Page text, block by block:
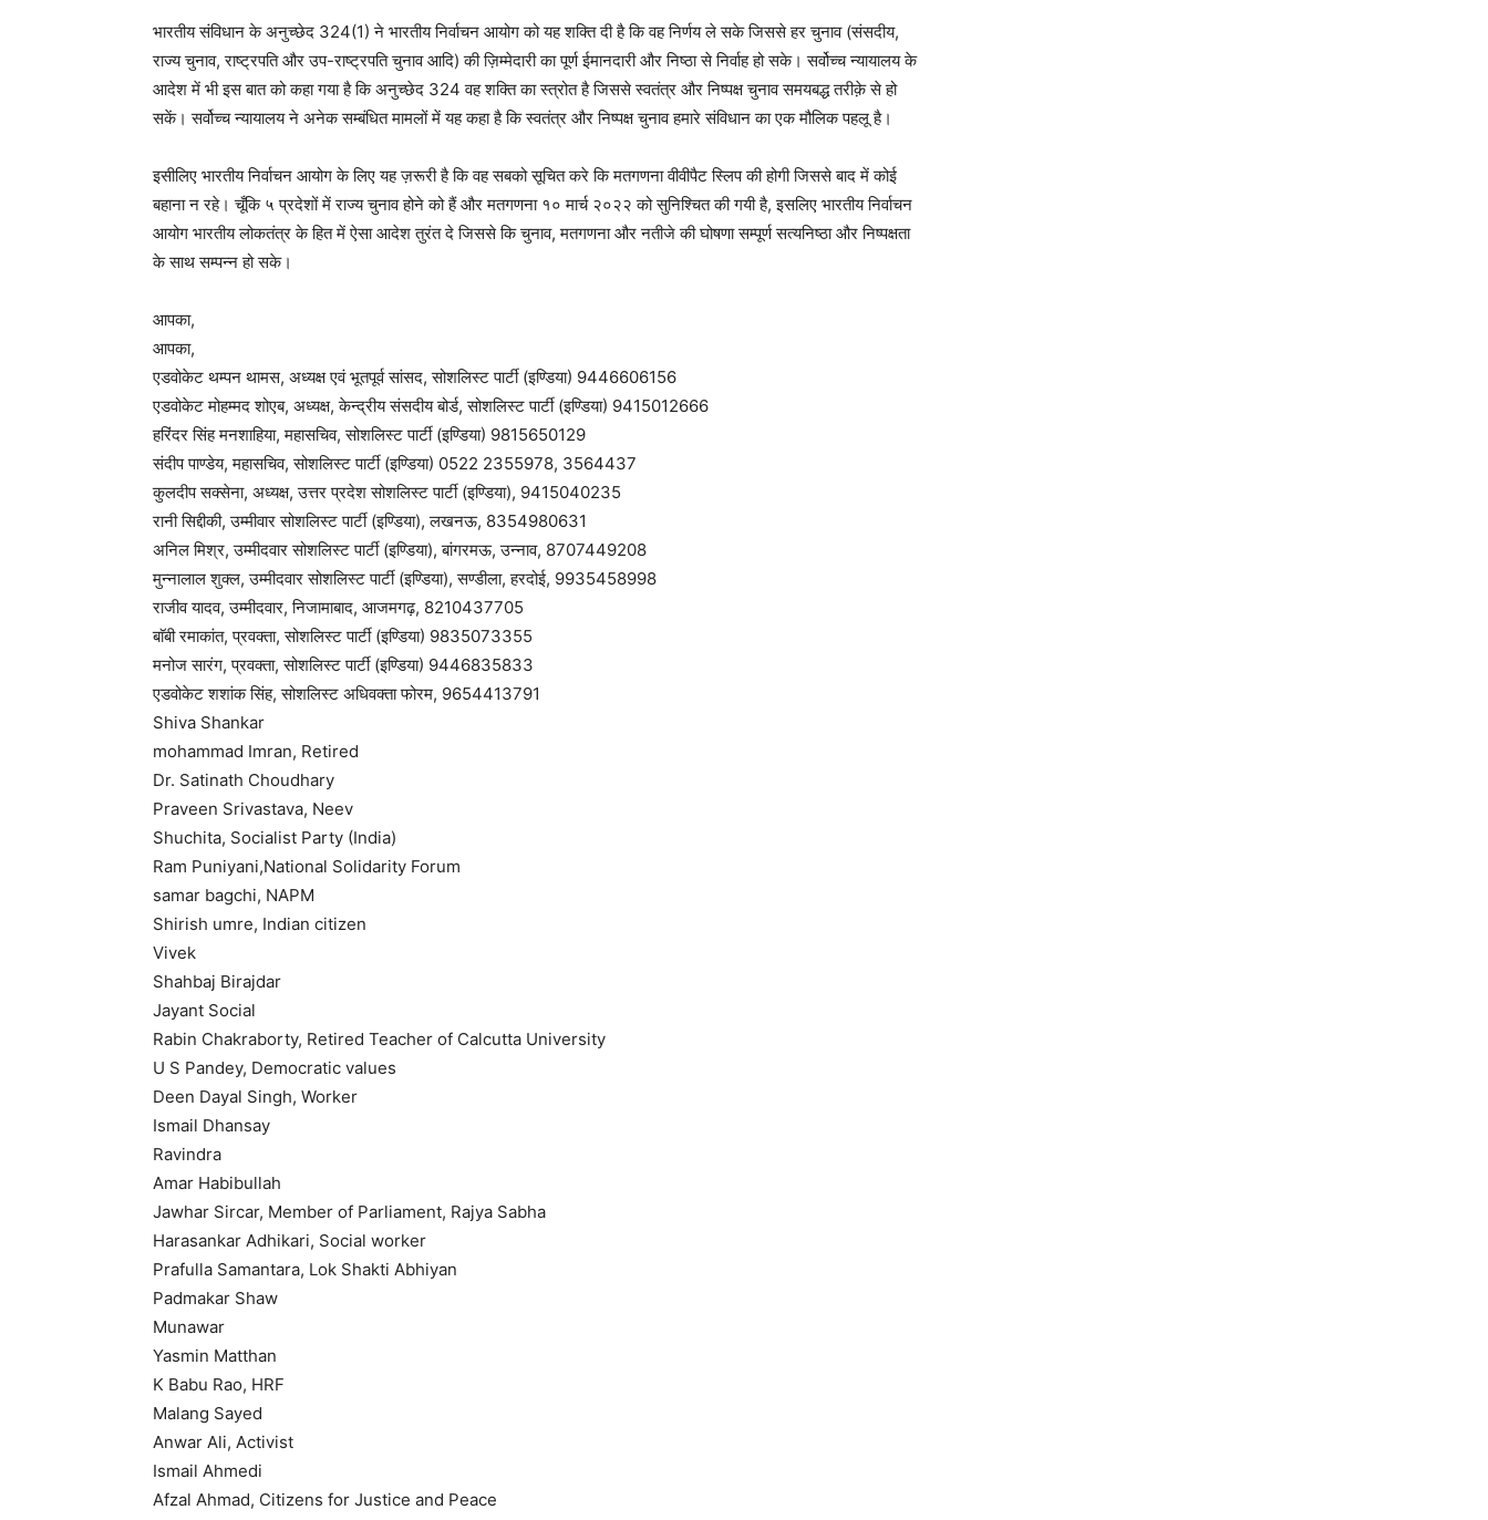
भारतीय संविधान के अनुच्छेद 324(1) ने भारतीय निर्वाचन आयोग को यह शक्ति दी है कि वह निर्णय ले सके जिससे हर चुनाव (संसदीय,
राज्य चुनाव, राष्ट्रपति और उप-राष्ट्रपति चुनाव आदि) की ज़िम्मेदारी का पूर्ण ईमानदारी और निष्ठा से निर्वाह हो सके। सर्वोच्च न्यायालय के
आदेश में भी इस बात को कहा गया है कि अनुच्छेद 324 वह शक्ति का स्त्रोत है जिससे स्वतंत्र और निष्पक्ष चुनाव समयबद्ध तरीक़े से हो
सकें। सर्वोच्च न्यायालय ने अनेक सम्बंधित मामलों में यह कहा है कि स्वतंत्र और निष्पक्ष चुनाव हमारे संविधान का एक मौलिक पहलू है।
इसीलिए भारतीय निर्वाचन आयोग के लिए यह ज़रूरी है कि वह सबको सूचित करे कि मतगणना वीवीपैट स्लिप की होगी जिससे बाद में कोई
बहाना न रहे। चूँकि ५ प्रदेशों में राज्य चुनाव होने को हैं और मतगणना १० मार्च २०२२ को सुनिश्चित की गयी है, इसलिए भारतीय निर्वाचन
आयोग भारतीय लोकतंत्र के हित में ऐसा आदेश तुरंत दे जिससे कि चुनाव, मतगणना और नतीजे की घोषणा सम्पूर्ण सत्यनिष्ठा और निष्पक्षता
के साथ सम्पन्न हो सके।
आपका,
आपका,
एडवोकेट थम्पन थामस, अध्यक्ष एवं भूतपूर्व सांसद, सोशलिस्ट पार्टी (इण्डिया) 9446606156
एडवोकेट मोहम्मद शोएब, अध्यक्ष, केन्द्रीय संसदीय बोर्ड, सोशलिस्ट पार्टी (इण्डिया) 9415012666
हरिंदर सिंह मनशाहिया, महासचिव, सोशलिस्ट पार्टी (इण्डिया) 9815650129
संदीप पाण्डेय, महासचिव, सोशलिस्ट पार्टी (इण्डिया) 0522 2355978, 3564437
कुलदीप सक्सेना, अध्यक्ष, उत्तर प्रदेश सोशलिस्ट पार्टी (इण्डिया), 9415040235
रानी सिद्दीकी, उम्मीवार सोशलिस्ट पार्टी (इण्डिया), लखनऊ, 8354980631
अनिल मिश्र, उम्मीदवार सोशलिस्ट पार्टी (इण्डिया), बांगरमऊ, उन्नाव, 8707449208
मुन्नालाल शुक्ल, उम्मीदवार सोशलिस्ट पार्टी (इण्डिया), सण्डीला, हरदोई, 9935458998
राजीव यादव, उम्मीदवार, निजामाबाद, आजमगढ़, 8210437705
बाॅबी रमाकांत, प्रवक्ता, सोशलिस्ट पार्टी (इण्डिया) 9835073355
मनोज सारंग, प्रवक्ता, सोशलिस्ट पार्टी (इण्डिया) 9446835833
एडवोकेट शशांक सिंह, सोशलिस्ट अधिवक्ता फोरम, 9654413791
Shiva Shankar
mohammad Imran, Retired
Dr. Satinath Choudhary
Praveen Srivastava, Neev
Shuchita, Socialist Party (India)
Ram Puniyani,National Solidarity Forum
samar bagchi, NAPM
Shirish umre, Indian citizen
Vivek
Shahbaj Birajdar
Jayant Social
Rabin Chakraborty, Retired Teacher of Calcutta University
U S Pandey, Democratic values
Deen Dayal Singh, Worker
Ismail Dhansay
Ravindra
Amar Habibullah
Jawhar Sircar, Member of Parliament, Rajya Sabha
Harasankar Adhikari, Social worker
Prafulla Samantara, Lok Shakti Abhiyan
Padmakar Shaw
Munawar
Yasmin Matthan
K Babu Rao, HRF
Malang Sayed
Anwar Ali, Activist
Ismail Ahmedi
Afzal Ahmad, Citizens for Justice and Peace